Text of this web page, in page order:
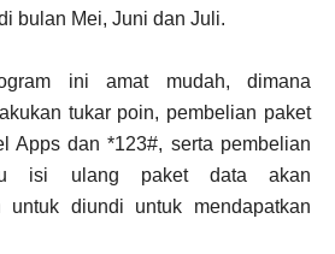
bulan Mei, Juni dan Juli.
ini amat mudah, dimana
tukar poin, pembelian paket
Apps dan *123#, serta pembelian
isi ulang paket data akan
untuk diundi untuk mendapatkan